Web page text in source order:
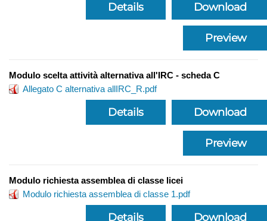
Download
Details
Preview
Modulo scelta attività alternativa all'IRC - scheda C
Allegato C alternativa allIRC_R.pdf
Download
Details
Preview
Modulo richiesta assemblea di classe licei
Modulo richiesta assemblea di classe 1.pdf
Download
Details